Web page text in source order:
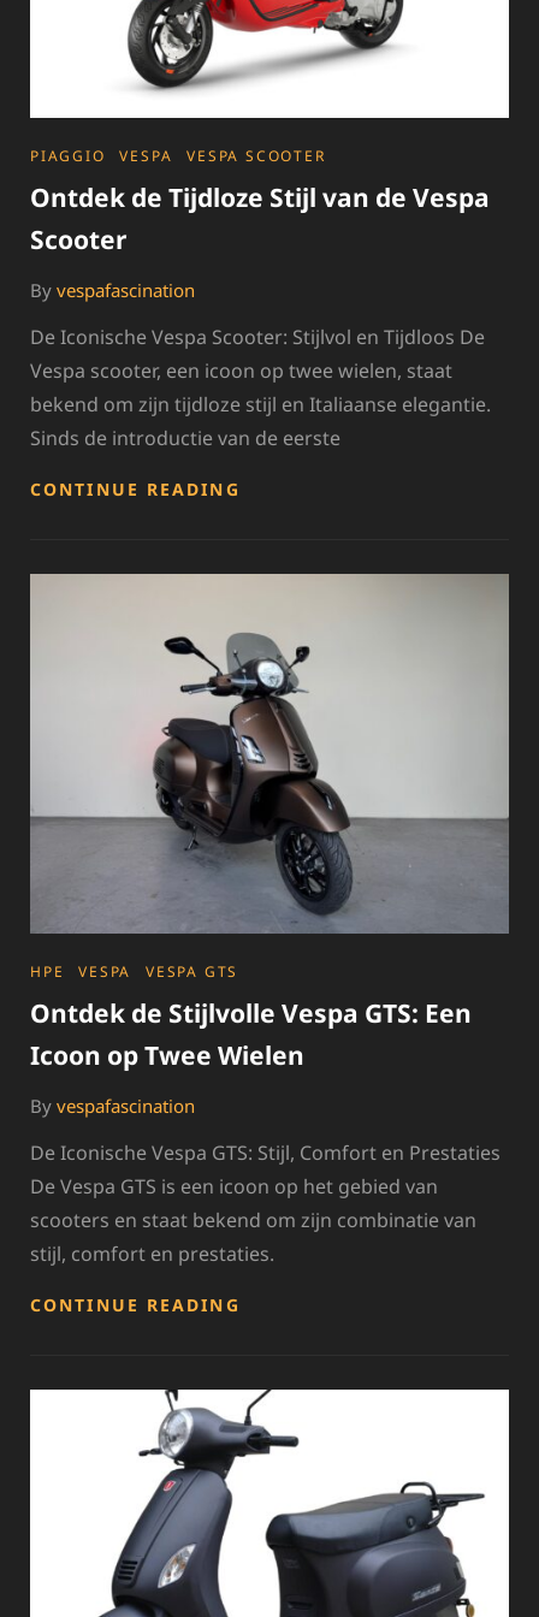
CATEGORIES
PIAGGIO VESPA VESPA SCOOTER
Ontdek de Tijdloze Stijl van de Vespa
Scooter
By vespafascination
De Iconische Vespa Scooter: Stijlvol en Tijdloos De
Vespa scooter, een icoon op twee wielen, staat
bekend om zijn tijdloze stijl en Italiaanse elegantie.
Sinds de introductie van de eerste
CONTINUE READING
VESPA
SCOOTER
CATEGORIES
HPE VESPA VESPA GTS
Ontdek de Stijlvolle Vespa GTS: Een
Icoon op Twee Wielen
By vespafascination
De Iconische Vespa GTS: Stijl, Comfort en Prestaties
De Vespa GTS is een icoon op het gebied van
scooters en staat bekend om zijn combinatie van
stijl, comfort en prestaties.
CONTINUE READING
GTS:
EEN
ICOON
WIELEN